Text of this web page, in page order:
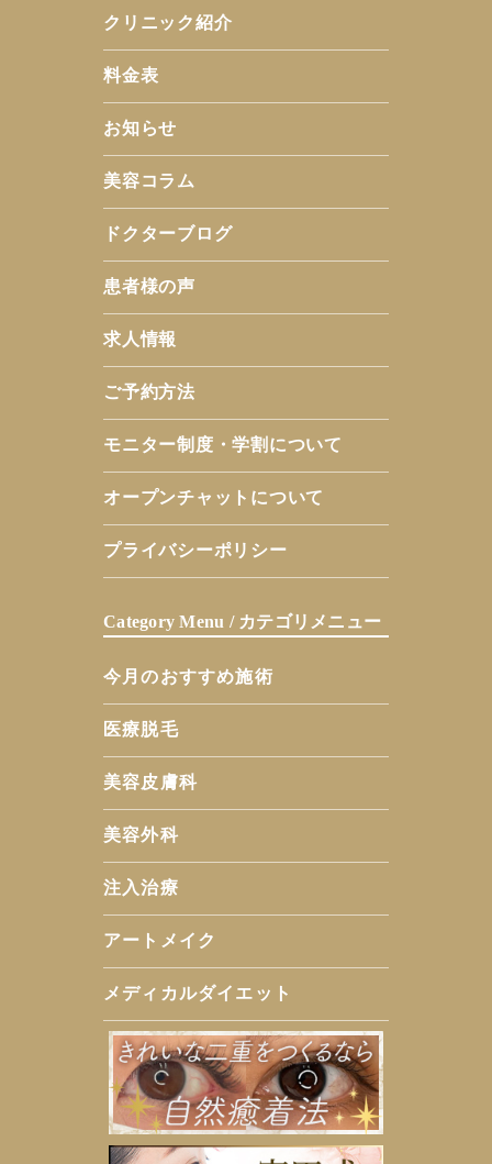
クリニック紹介
料金表
お知らせ
美容コラム
ドクターブログ
患者様の声
求人情報
ご予約方法
モニター制度・学割について
オープンチャットについて
プライバシーポリシー
Category Menu / カテゴリメニュー
今月のおすすめ施術
医療脱毛
美容皮膚科
美容外科
注入治療
アートメイク
メディカルダイエット